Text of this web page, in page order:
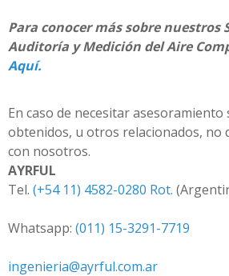
Para conocer más sobre nuestros
Auditoría y Medición del Aire
Aquí.
En caso de necesitar
obtenidos, u otros relacionados, no
con nosotros.
AYRFUL
Tel. (+54 11) 4582-0280 Rot.
Whatsapp: (011) 15-3291-7719
ingenieria@ayrful.com.ar